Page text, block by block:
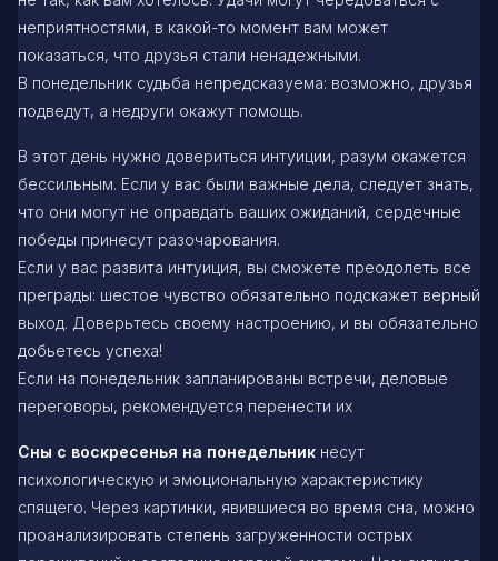
неприятностями, в какой-то момент вам может
показаться, что друзья стали ненадежными.
В понедельник судьба непредсказуема: возможно, друзья
подведут, а недруги окажут помощь.
В этот день нужно довериться интуиции, разум окажется
бессильным. Если у вас были важные дела, следует знать,
что они могут не оправдать ваших ожиданий, сердечные
победы принесут разочарования.
Если у вас развита интуиция, вы сможете преодолеть все
преграды: шестое чувство обязательно подскажет верный
выход. Доверьтесь своему настроению, и вы обязательно
добьетесь успеха!
Если на понедельник запланированы встречи, деловые
переговоры, рекомендуется перенести их
Сны с воскресенья на понедельник несут
психологическую и эмоциональную характеристику
спящего. Через картинки, явившиеся во время сна, можно
проанализировать степень загруженности острых